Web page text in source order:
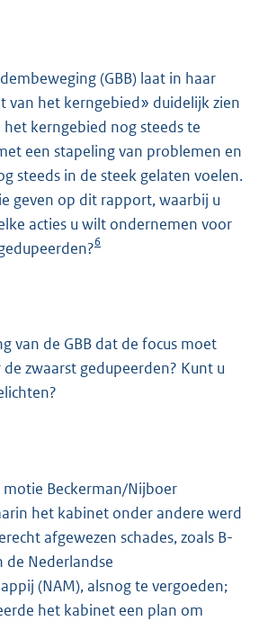
(GBB) laat in haar
van het kerngebied» duidelijk zien
kerngebied nog steeds te
een stapeling van problemen en
steeds in de steek gelaten voelen.
geven op dit rapport, waarbij u
acties u wilt ondernemen voor
6
van de GBB dat de focus moet
zwaarst gedupeerden? Kunt u
Beckerman/Nijboer
het kabinet onder andere werd
afgewezen schades, zoals B-
de Nederlandse
(NAM), alsnog te vergoeden;
het kabinet een plan om